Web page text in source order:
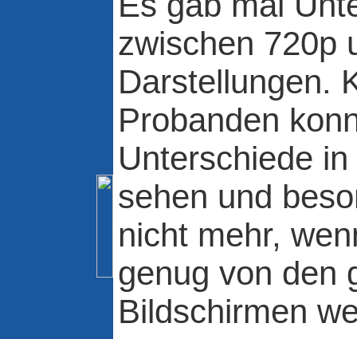
zwischen 720p
Darstellungen.
Probanden
Unterschiede
sehen und
nicht mehr,
genug von den
Bildschirmen